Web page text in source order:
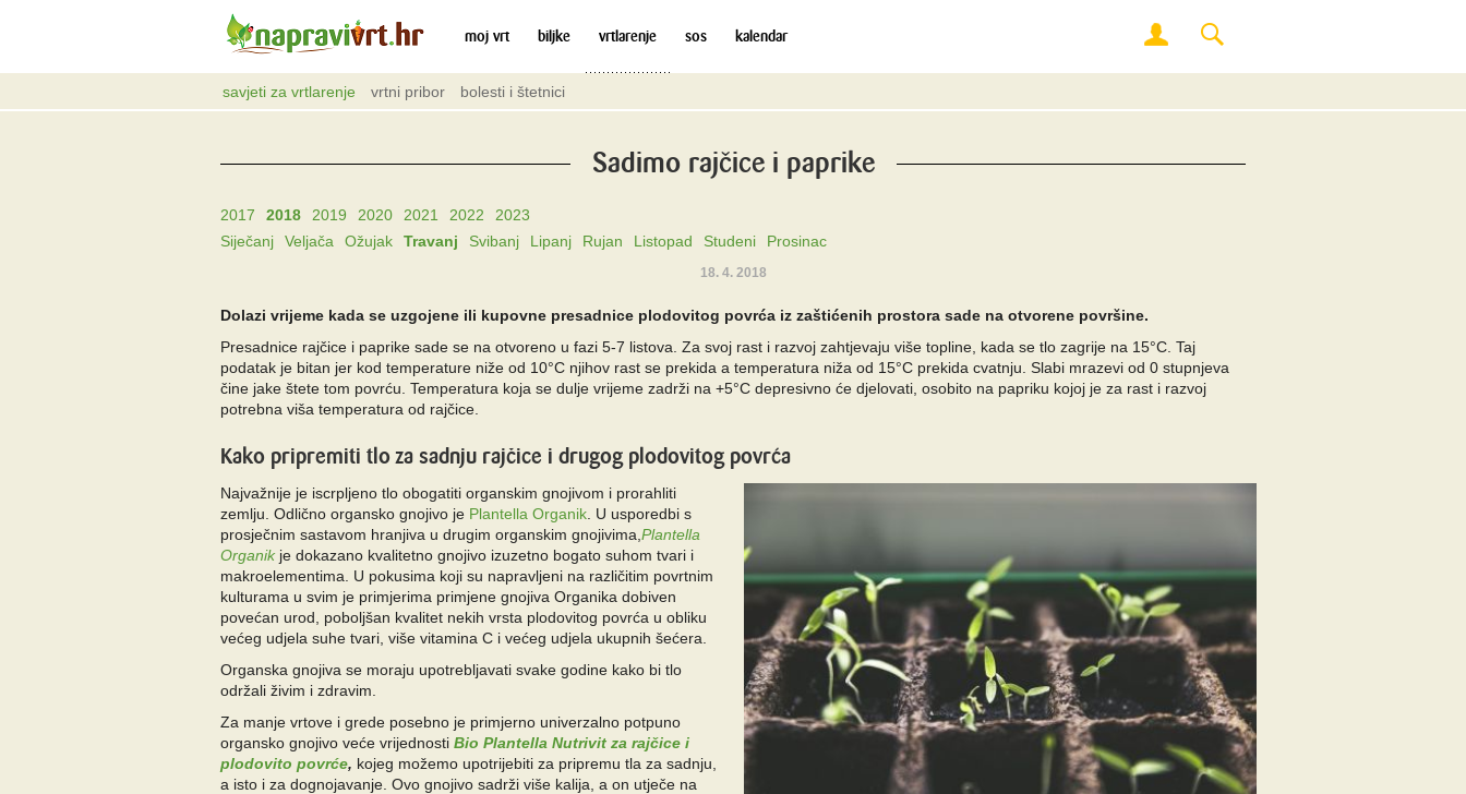
moj vrt biljke vrtlarenje sos kalendar
savjeti za vrtlarenje vrtni pribor bolesti i štetnici
Sadimo rajčice i paprike
2017 2018 2019 2020 2021 2022
2023
Siječanj
Veljača Ožujak Travanj Svibanj Lipanj Rujan Listopad Studeni Prosinac
18. 4. 2018
Dolazi vrijeme kada se uzgojene ili kupovne presadnice plodovitog povrća iz zaštićenih prostora sade na otvorene površine.
Presadnice rajčice i paprike sade se na otvoreno u fazi 5-7 listova. Za svoj rast i razvoj zahtjevaju više topline, kada se tlo zagrije na 15°C. Taj
podatak je bitan jer kod temperature niže od 10°C njihov rast se prekida a temperatura niža od 15°C prekida cvatnju. Slabi mrazevi od 0 stupnjeva
čine jake štete tom povrću. Temperatura koja se dulje vrijeme zadrži na +5°C depresivno će djelovati, osobito na papriku kojoj je za rast i razvoj
potrebna viša temperatura od rajčice.
Kako pripremiti tlo za sadnju rajčice i drugog plodovitog povrća
Najvažnije je iscrpljeno tlo obogatiti organskim gnojivom i prorahliti
zemlju. Odlično organsko gnojivo je Plantella Organik . U usporedbi s
prosječnim sastavom hranjiva u drugim organskim gnojivima, Plantella
Organikje dokazano kvalitetno gnojivo izuzetno bogato suhom tvari i
makroelementima. U pokusima koji su napravljeni na različitim povrtnim
kulturama u svim je primjerima primjene gnojiva Organika dobiven
povećan urod, poboljšan kvalitet nekih vrsta plodovitog povrća u obliku
većeg udjela suhe tvari, više vitamina C i većeg udjela ukupnih šećera.
Organska gnojiva se moraju upotrebljavati svake godine kako bi tlo
održali živim i zdravim.
Za manje vrtove i grede posebno je primjerno univerzalno potpuno
organsko gnojivo veće vrijednosti Bio Plantella Nutrivit za rajčice i
plodovito povrće, kojeg možemo upotrijebiti za pripremu tla za sadnju,
a isto i za dognojavanje. Ovo gnojivo sadrži više kalija, a on utječe na